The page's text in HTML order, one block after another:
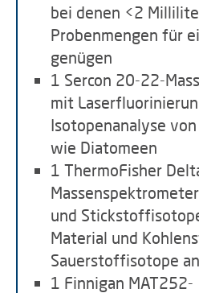
bei denen <2
Probenmengen für
genügen
1 Sercon 20-22-
mit
Isotopenanalyse
wie Diatomeen
1 ThermoFisher
und
Material und
Sauerstoffisotope
1 Finnigan MAT252-